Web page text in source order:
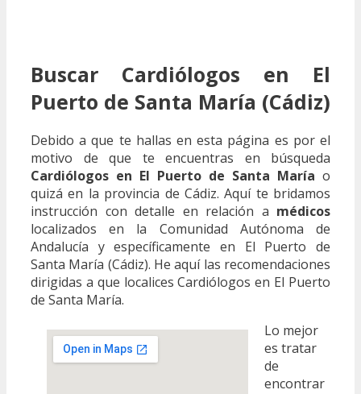
Buscar Cardiólogos en El
Puerto de Santa María (Cádiz)
Debido a que te hallas en esta página es por el
motivo de que te encuentras en búsqueda
Cardiólogos en El Puerto de Santa María o
quizá en la provincia de Cádiz. Aquí te bridamos
instrucción con detalle en relación a médicos
localizados en la Comunidad Autónoma de
Andalucía y específicamente en El Puerto de
Santa María (Cádiz). He aquí las recomendaciones
dirigidas a que localices Cardiólogos en El Puerto
de Santa María.
Lo mejor
es tratar
de
encontrar